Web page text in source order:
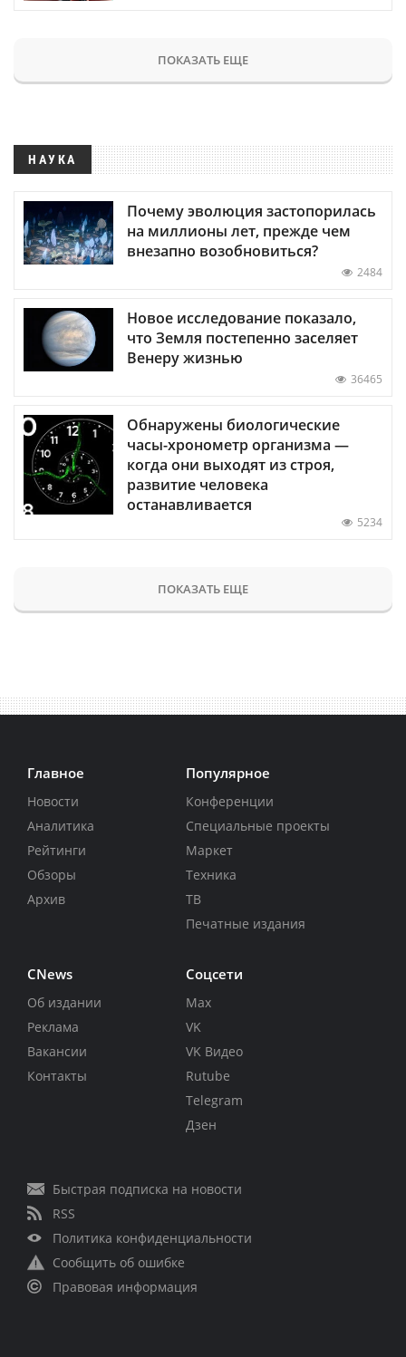
ПОКАЗАТЬ ЕЩЕ
НАУКА
Почему эволюция застопорилась
на миллионы лет, прежде чем
внезапно возобновиться?
2484
Новое исследование показало,
что Земля постепенно заселяет
Венеру жизнью
36465
Обнаружены биологические
часы-хронометр организма —
когда они выходят из строя,
развитие человека
останавливается
5234
ПОКАЗАТЬ ЕЩЕ
Главное
Новости
Аналитика
Рейтинги
Обзоры
Архив
Популярное
Конференции
Специальные проекты
Маркет
Техника
ТВ
Печатные издания
CNews
Об издании
Реклама
Вакансии
Контакты
Соцсети
Max
VK
VK Видео
Rutube
Telegram
Дзен
Быстрая подписка на новости
RSS
Политика конфиденциальности
Сообщить об ошибке
Правовая информация